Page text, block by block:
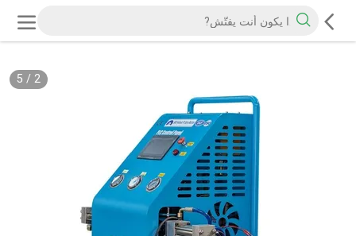
2
/
5